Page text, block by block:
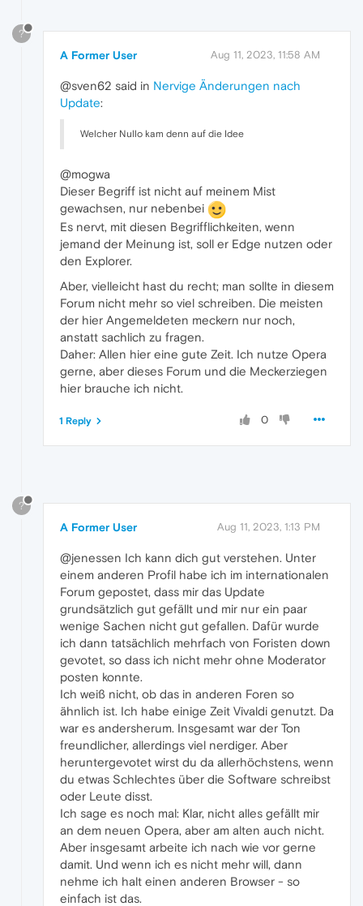
?
A Former User Aug 11, 2023, 11:58 AM
@sven62 said in Nervige Änderungen nach
Update:
Welcher Nullo kam denn auf die Idee
@mogwa
Dieser Begriff ist nicht auf meinem Mist
gewachsen, nur nebenbei
Es nervt, mit diesen Begrifflichkeiten, wenn
jemand der Meinung ist, soll er Edge nutzen oder
den Explorer.
Aber, vielleicht hast du recht; man sollte in diesem
Forum nicht mehr so viel schreiben. Die meisten
der hier Angemeldeten meckern nur noch,
anstatt sachlich zu fragen.
Daher: Allen hier eine gute Zeit. Ich nutze Opera
gerne, aber dieses Forum und die Meckerziegen
hier brauche ich nicht.
0
1 Reply
?
A Former User Aug 11, 2023, 1:13 PM
@jenessen Ich kann dich gut verstehen. Unter
einem anderen Profil habe ich im internationalen
Forum gepostet, dass mir das Update
grundsätzlich gut gefällt und mir nur ein paar
wenige Sachen nicht gut gefallen. Dafür wurde
ich dann tatsächlich mehrfach von Foristen down
gevotet, so dass ich nicht mehr ohne Moderator
posten konnte.
Ich weiß nicht, ob das in anderen Foren so
ähnlich ist. Ich habe einige Zeit Vivaldi genutzt. Da
war es andersherum. Insgesamt war der Ton
freundlicher, allerdings viel nerdiger. Aber
heruntergevotet wirst du da allerhöchstens, wenn
du etwas Schlechtes über die Software schreibst
oder Leute disst.
Ich sage es noch mal: Klar, nicht alles gefällt mir
an dem neuen Opera, aber am alten auch nicht.
Aber insgesamt arbeite ich nach wie vor gerne
damit. Und wenn ich es nicht mehr will, dann
nehme ich halt einen anderen Browser - so
einfach ist das.